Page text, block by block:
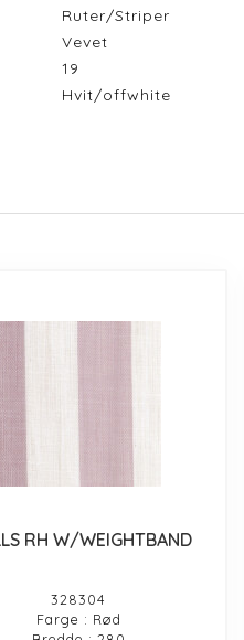
Ruter/Striper
Vevet
19
Hvit/offwhite
RH W/WEIGHTBAND
328304
Farge : Rød